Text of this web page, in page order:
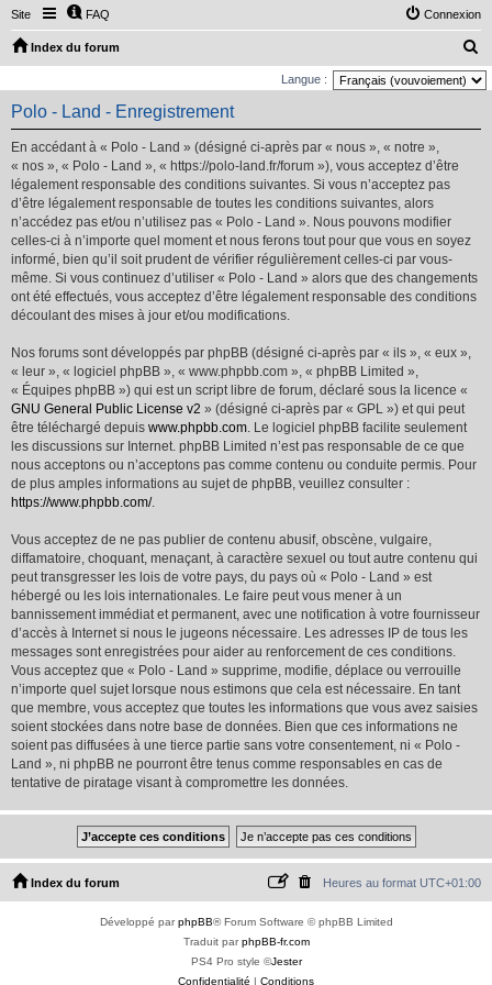
Site FAQ Connexion
Index du forum
e
Langue :
Polo - Land - Enregistrement
En accédant à « Polo - Land » (désigné ci-après par « nous », « notre »,
« nos », « Polo - Land », « https://polo-land.fr/forum »), vous acceptez d’être
légalement responsable des conditions suivantes. Si vous n’acceptez pas
d’être légalement responsable de toutes les conditions suivantes, alors
n’accédez pas et/ou n’utilisez pas « Polo - Land ». Nous pouvons modifier
celles-ci à n’importe quel moment et nous ferons tout pour que vous en soyez
informé, bien qu’il soit prudent de vérifier régulièrement celles-ci par vous-
même. Si vous continuez d’utiliser « Polo - Land » alors que des changements
ont été effectués, vous acceptez d’être légalement responsable des conditions
découlant des mises à jour et/ou modifications.
Nos forums sont développés par phpBB (désigné ci-après par « ils », « eux »,
« leur », « logiciel phpBB », « www.phpbb.com », « phpBB Limited »,
« Équipes phpBB ») qui est un script libre de forum, déclaré sous la licence «
GNU General Public License v2 » (désigné ci-après par « GPL ») et qui peut
être téléchargé depuis www.phpbb.com. Le logiciel phpBB facilite seulement
les discussions sur Internet. phpBB Limited n’est pas responsable de ce que
nous acceptons ou n’acceptons pas comme contenu ou conduite permis. Pour
de plus amples informations au sujet de phpBB, veuillez consulter :
https://www.phpbb.com/.
Vous acceptez de ne pas publier de contenu abusif, obscène, vulgaire,
diffamatoire, choquant, menaçant, à caractère sexuel ou tout autre contenu qui
peut transgresser les lois de votre pays, du pays où « Polo - Land » est
hébergé ou les lois internationales. Le faire peut vous mener à un
bannissement immédiat et permanent, avec une notification à votre fournisseur
d’accès à Internet si nous le jugeons nécessaire. Les adresses IP de tous les
messages sont enregistrées pour aider au renforcement de ces conditions.
Vous acceptez que « Polo - Land » supprime, modifie, déplace ou verrouille
n’importe quel sujet lorsque nous estimons que cela est nécessaire. En tant
que membre, vous acceptez que toutes les informations que vous avez saisies
soient stockées dans notre base de données. Bien que ces informations ne
soient pas diffusées à une tierce partie sans votre consentement, ni « Polo -
Land », ni phpBB ne pourront être tenus comme responsables en cas de
tentative de piratage visant à compromettre les données.
Index du forum Heures au format UTC+01:00
Développé parphpBB® Forum Software © phpBB Limited
Traduit parphpBB-fr.com
PS4 Pro style ©Jester
Confidentialité | Conditions